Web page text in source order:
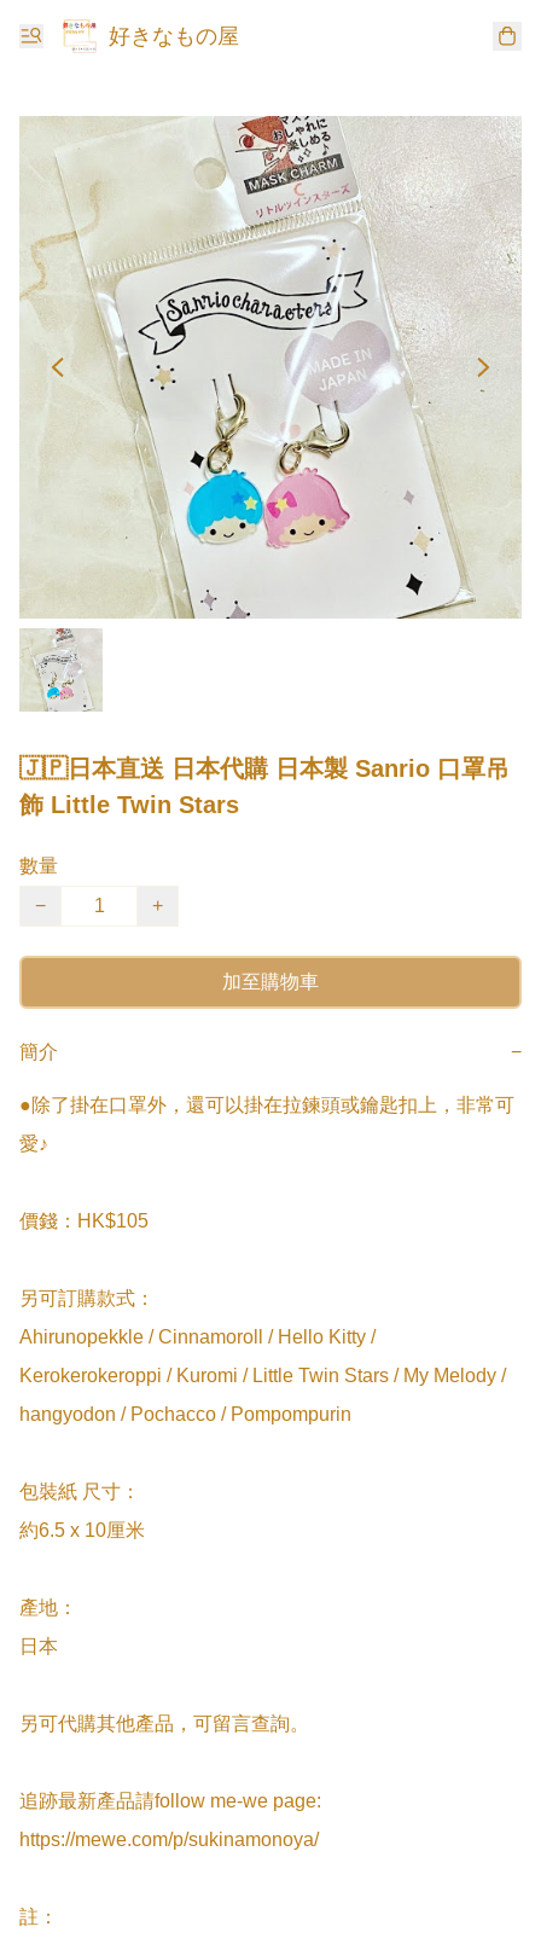
好きなもの屋
🇯🇵日本直送 日本代購 日本製 Sanrio 口罩吊
飾 Little Twin Stars
數量
−
+
加至購物車
簡介 −
●除了掛在口罩外，還可以掛在拉鍊頭或鑰匙扣上，非常可
愛♪
價錢：HK$105
另可訂購款式：
Ahirunopekkle / Cinnamoroll / Hello Kitty /
Kerokerokeroppi / Kuromi / Little Twin Stars / My Melody /
hangyodon / Pochacco / Pompompurin
包裝紙 尺寸：
約6.5 x 10厘米
產地：
日本
另可代購其他產品，可留言查詢。
追跡最新產品請follow me-we page:
https://mewe.com/p/sukinamonoya/
註：